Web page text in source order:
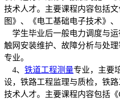
技术人才。主要课程内容包括
图》、《电工基础电子技术》、
学生毕业后一般电力调度与
触网安装维护、故障分析与处
专业。
4、 铁道工程测量专业，主要
设，铁路工程监理与质检，铁
技术人才。主要课程内容包括